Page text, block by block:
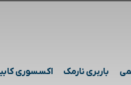
باربری نارمک اکسسوری